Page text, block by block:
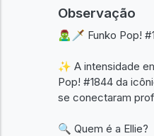
Observação
🧟‍♂️🗡️ Funko Pop!
✨ A intensidade
Pop! #1844 da
se conectaram
🔍 Quem é a Ellie?